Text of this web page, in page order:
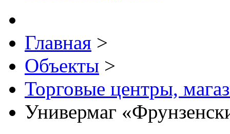
Главная >
Объекты >
Торговые центры,
Универмаг